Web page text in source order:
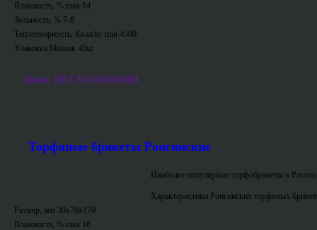
Влажность, % max 14
Зольность, % 7-8
Теплотворность, Ккал/кг min 4500
Упаковка Мешок 40кг
Цена: НЕТ В НАЛИЧИИ
Торфяные брикеты Ронгинские
Наиболее популярные торфобрикеты в
Характеристики Ронгинских торфяных
Размер, мм 30х70х170
Влажность, % max 18